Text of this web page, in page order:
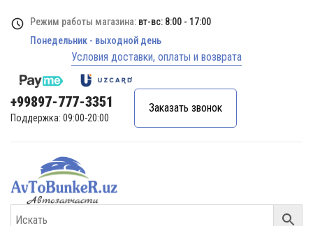
Режим работы магазина: вт-вс: 8:00 - 17:00
Понедельник - выходной день
Условия доставки, оплаты и возврата
+99897-777-3351
Поддержка: 09:00-20:00
Заказать звонок